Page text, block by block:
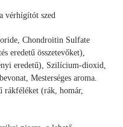
vérhígítót szed
Chondroitin Sulfate
eredetű összetevőket),
eredetű), Szilícium-dioxid,
Mesterséges aroma.
(rák, homár,